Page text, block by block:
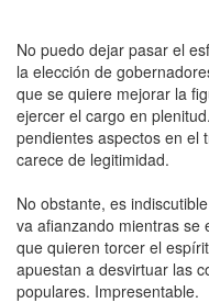
No puedo dejar pasar el
la elección de
que se quiere mejorar la
ejercer el cargo en
pendientes aspectos en el
carece de legitimidad.
No obstante, es
va afianzando mientras se
que quieren torcer el
apuestan a desvirtuar las
populares. Impresentable.